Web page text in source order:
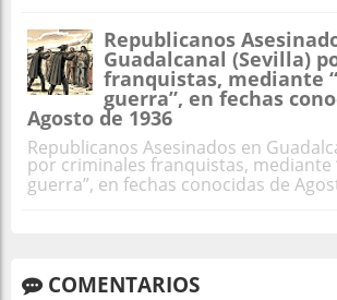
Republicanos
Guadalcanal (Sevilla)
franquistas, mediante
guerra”, en fechas
Agosto de 1936
Republicanos Asesinados en
por criminales franquistas, mediante
guerra”, en fechas conocidas de
COMENTARIOS